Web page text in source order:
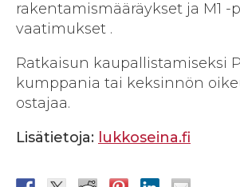
rakentamismääräykset ja M1 -
vaatimukset .
Ratkaisun kaupallistamiseksi
kumppania tai keksinnön
ostajaa.
Lisätietoja: lukkoseina.fi